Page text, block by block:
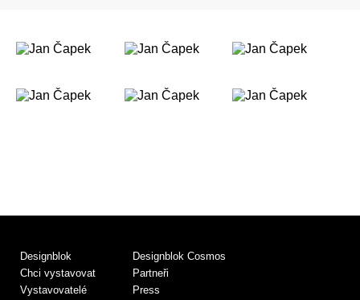
Designblok
Chci vystavovat
Vystavovatelé
Designblok Cosmos
Partneři
Press